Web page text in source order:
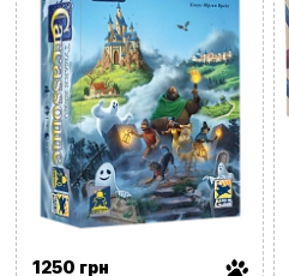
1250 грн